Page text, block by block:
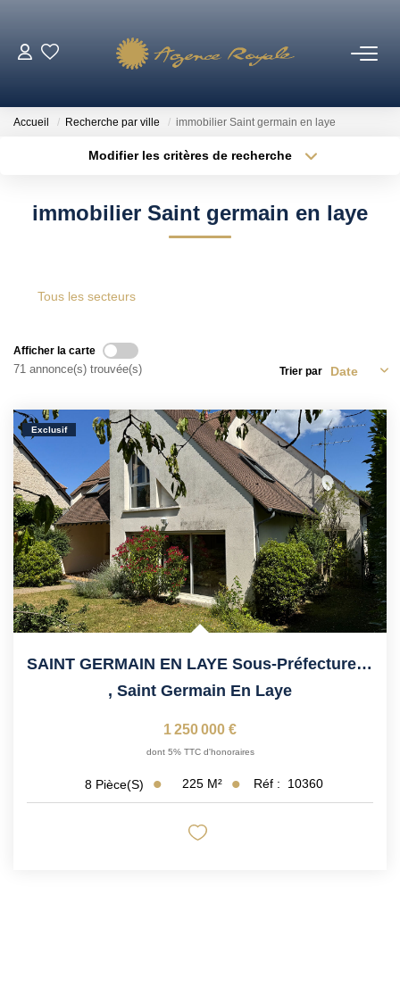
Qui Sommes-Nous ?
Nos Actualités
Avis Clients
CONTACT
EN
Accueil Recherche par ville immobilier Saint germain en laye
Modifier les critères de recherche
Type de bien
Surface min
immobilier Saint germain en laye
Tous les secteurs
Afficher la carte
71 annonce(s) trouvée(s) Trier par
Exclusif
SAINT GERMAIN EN LAYE Sous-Préfecture, Proche Institut...
, Saint Germain En Laye
1 250 000 €
dont 5% TTC d'honoraires
8 Pièce(s) 225 M² Réf : 10360